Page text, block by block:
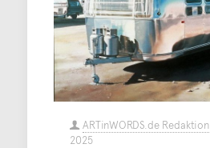
ARTinWORDS.de Redaktion
2025